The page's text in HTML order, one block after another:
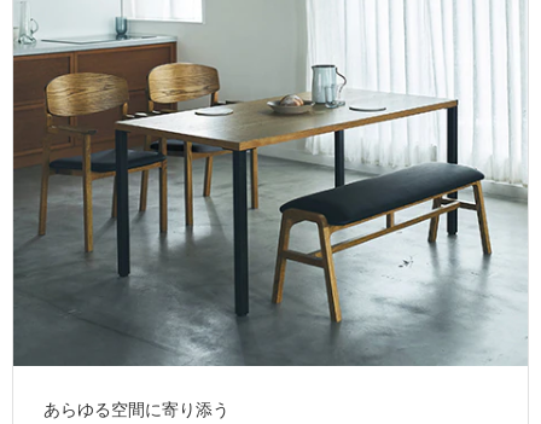
照明 ペット用品
内装用建材 パネル・壁材
ロートアイアン 天然石・石材
メンテナンス・施工材 新商品
横浜スマートショールー
ム
ウェルビーみのお
BOX
修理お問い合わせ
説明書・図面検索 水まわり 3年保証
お役立ち情報 住まいのスタイリング
アイデア
ミラタップチャンネル
オンライン相談
自分らしい家づくり
SUVACO
最高のリノベ会社が
かる
あらゆる空間に寄り添う